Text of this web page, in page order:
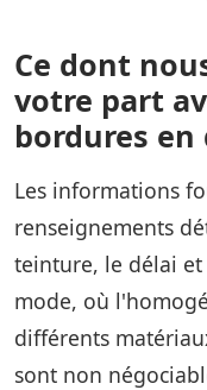
Ce dont
votre part
bordures
Les informations
renseignements
teinture, le délai et
mode, où
différents
sont non